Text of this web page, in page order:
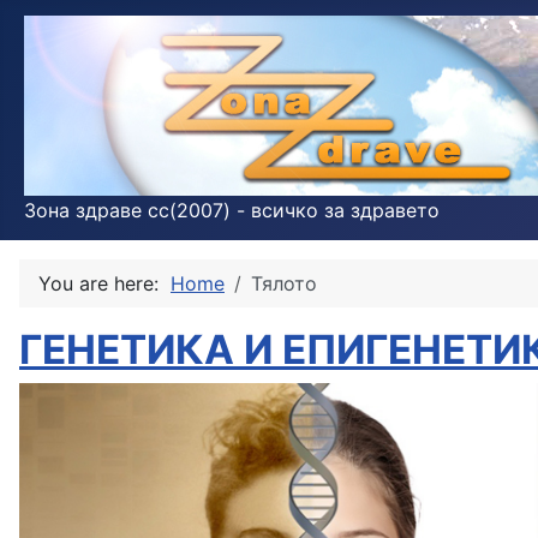
Зона здраве cc(2007) - всичко за здравето
You are here: Home Тялото
ГЕНЕТИКА И